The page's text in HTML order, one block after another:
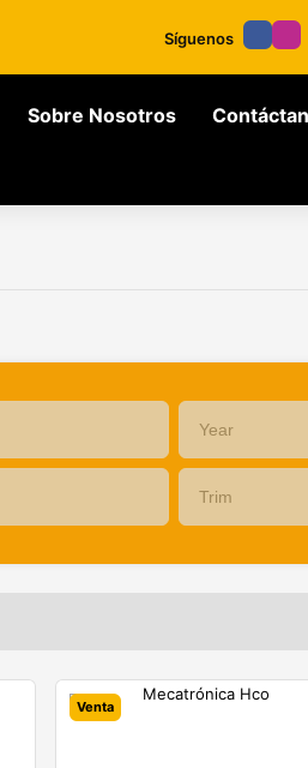
Síguenos
Sobre Nosotros
Venta